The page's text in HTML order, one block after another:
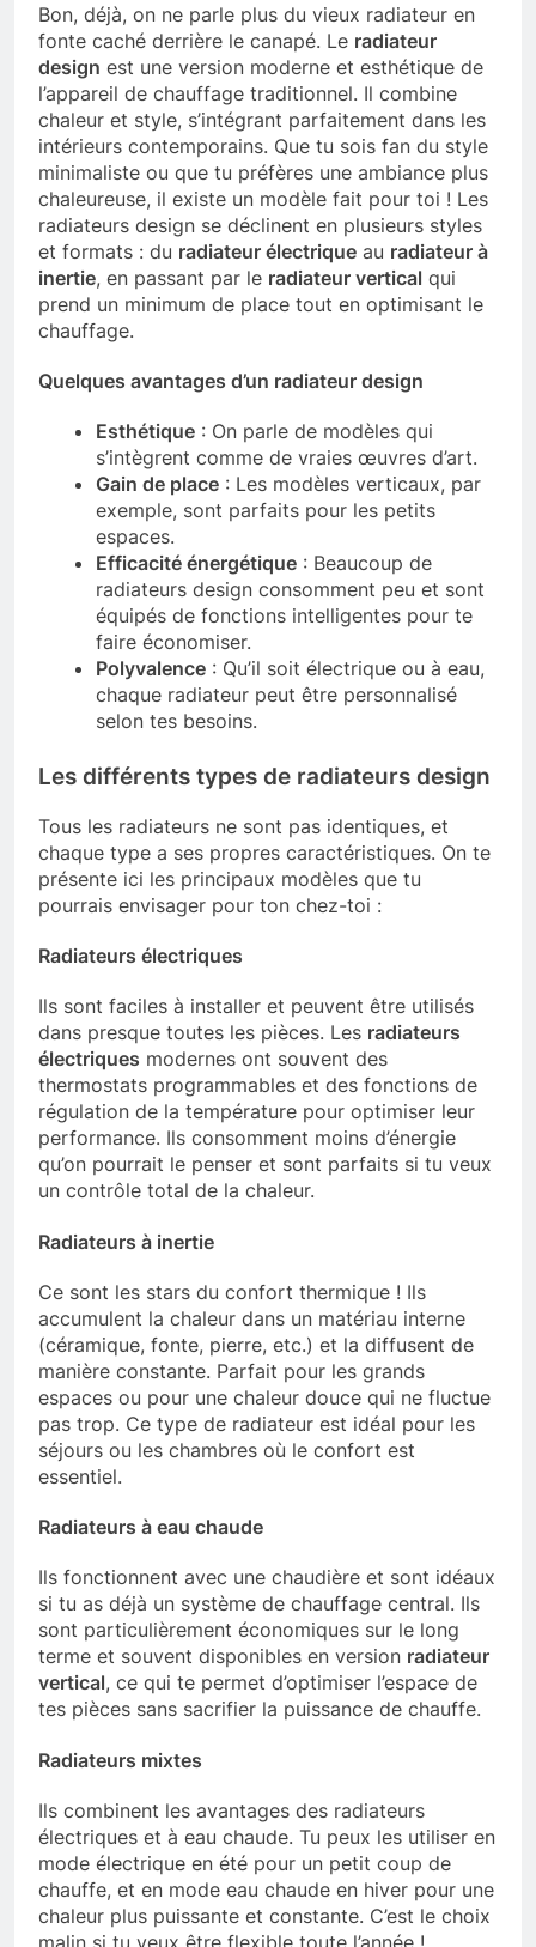
Bon, déjà, on ne parle plus du vieux radiateur en
fonte caché derrière le canapé. Le radiateur
design est une version moderne et esthétique de
l’appareil de chauffage traditionnel. Il combine
chaleur et style, s’intégrant parfaitement dans les
intérieurs contemporains. Que tu sois fan du style
minimaliste ou que tu préfères une ambiance plus
chaleureuse, il existe un modèle fait pour toi ! Les
radiateurs design se déclinent en plusieurs styles
et formats : du radiateur électrique au radiateur à
inertie, en passant par le radiateur vertical qui
prend un minimum de place tout en optimisant le
chauffage.
Quelques avantages d’un radiateur design
Esthétique : On parle de modèles qui
s’intègrent comme de vraies œuvres d’art.
Gain de place : Les modèles verticaux, par
exemple, sont parfaits pour les petits
espaces.
Efficacité énergétique : Beaucoup de
radiateurs design consomment peu et sont
équipés de fonctions intelligentes pour te
faire économiser.
Polyvalence : Qu’il soit électrique ou à eau,
chaque radiateur peut être personnalisé
selon tes besoins.
Les différents types de radiateurs design
Tous les radiateurs ne sont pas identiques, et
chaque type a ses propres caractéristiques. On te
présente ici les principaux modèles que tu
pourrais envisager pour ton chez-toi :
Radiateurs électriques
Ils sont faciles à installer et peuvent être utilisés
dans presque toutes les pièces. Les radiateurs
électriques modernes ont souvent des
thermostats programmables et des fonctions de
régulation de la température pour optimiser leur
performance. Ils consomment moins d’énergie
qu’on pourrait le penser et sont parfaits si tu veux
un contrôle total de la chaleur.
Radiateurs à inertie
Ce sont les stars du confort thermique ! Ils
accumulent la chaleur dans un matériau interne
(céramique, fonte, pierre, etc.) et la diffusent de
manière constante. Parfait pour les grands
espaces ou pour une chaleur douce qui ne fluctue
pas trop. Ce type de radiateur est idéal pour les
séjours ou les chambres où le confort est
essentiel.
Radiateurs à eau chaude
Ils fonctionnent avec une chaudière et sont idéaux
si tu as déjà un système de chauffage central. Ils
sont particulièrement économiques sur le long
terme et souvent disponibles en version radiateur
vertical, ce qui te permet d’optimiser l’espace de
tes pièces sans sacrifier la puissance de chauffe.
Radiateurs mixtes
Ils combinent les avantages des radiateurs
électriques et à eau chaude. Tu peux les utiliser en
mode électrique en été pour un petit coup de
chauffe, et en mode eau chaude en hiver pour une
chaleur plus puissante et constante. C’est le choix